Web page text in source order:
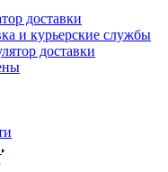
доставки
и курьерские службы
доставки